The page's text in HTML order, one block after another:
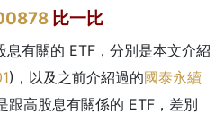
比一比
息有關的 ETF，分別是本文介紹
)，以及之前介紹過的國泰永續
跟高股息有關係的 ETF，差別